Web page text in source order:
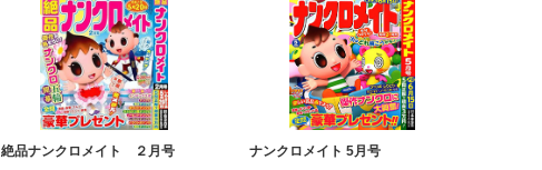
絶品ナンクロメイト ２月号 ナンクロメイト 5月号